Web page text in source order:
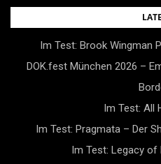
Skip
Im Test: Brook Wingman
DOK.fest München 2026 –
Im Test: All
Im Test: Pragmata – Der
Im Test: Legacy of